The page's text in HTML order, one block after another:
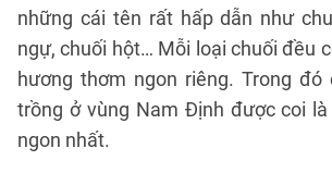
những cái tên rất hấp dẫn như
ngự, chuối hột… Mỗi loại chuối đều
hương thơm ngon riêng. Trong
trồng ở vùng Nam Định được coi
ngon nhất.